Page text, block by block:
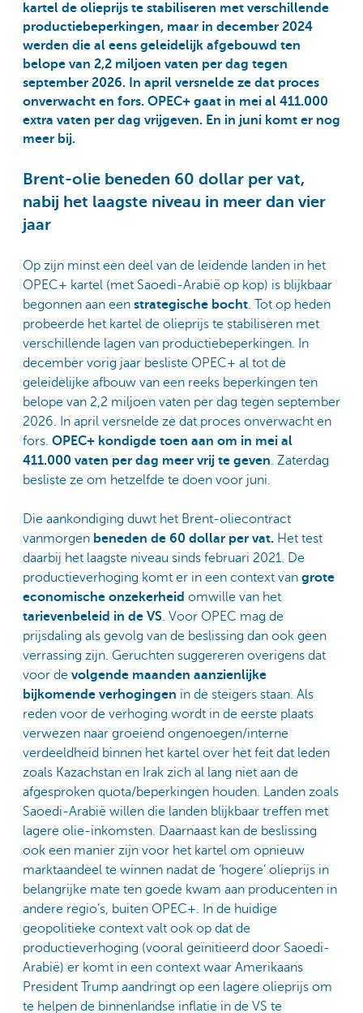
kartel de olieprijs te stabiliseren met verschillende
productiebeperkingen, maar in december 2024
werden die al eens geleidelijk afgebouwd ten
belope van 2,2 miljoen vaten per dag tegen
september 2026. In april versnelde ze dat proces
onverwacht en fors. OPEC+ gaat in mei al 411.000
extra vaten per dag vrijgeven. En in juni komt er nog
meer bij.
Brent-olie beneden 60 dollar per vat,
nabij het laagste niveau in meer dan vier
jaar
Op zijn minst een deel van de leidende landen in het
OPEC+ kartel (met Saoedi-Arabië op kop) is blijkbaar
begonnen aan een strategische bocht. Tot op heden
probeerde het kartel de olieprijs te stabiliseren met
verschillende lagen van productiebeperkingen. In
december vorig jaar besliste OPEC+ al tot de
geleidelijke afbouw van een reeks beperkingen ten
belope van 2,2 miljoen vaten per dag tegen september
2026. In april versnelde ze dat proces onverwacht en
fors. OPEC+ kondigde toen aan om in mei al
411.000 vaten per dag meer vrij te geven. Zaterdag
besliste ze om hetzelfde te doen voor juni.
Die aankondiging duwt het Brent-oliecontract
vanmorgen beneden de 60 dollar per vat. Het test
daarbij het laagste niveau sinds februari 2021. De
productieverhoging komt er in een context van grote
economische onzekerheid omwille van het
tarievenbeleid in de VS. Voor OPEC mag de
prijsdaling als gevolg van de beslissing dan ook geen
verrassing zijn. Geruchten suggereren overigens dat
voor de volgende maanden aanzienlijke
bijkomende verhogingen in de steigers staan. Als
reden voor de verhoging wordt in de eerste plaats
verwezen naar groeiend ongenoegen/interne
verdeeldheid binnen het kartel over het feit dat leden
zoals Kazachstan en Irak zich al lang niet aan de
afgesproken quota/beperkingen houden. Landen zoals
Saoedi-Arabië willen die landen blijkbaar treffen met
lagere olie-inkomsten. Daarnaast kan de beslissing
ook een manier zijn voor het kartel om opnieuw
marktaandeel te winnen nadat de ‘hogere’ olieprijs in
belangrijke mate ten goede kwam aan producenten in
andere regio’s, buiten OPEC+. In de huidige
geopolitieke context valt ook op dat de
productieverhoging (vooral geïnitieerd door Saoedi-
Arabië) er komt in een context waar Amerikaans
President Trump aandringt op een lagere olieprijs om
te helpen de binnenlandse inflatie in de VS te